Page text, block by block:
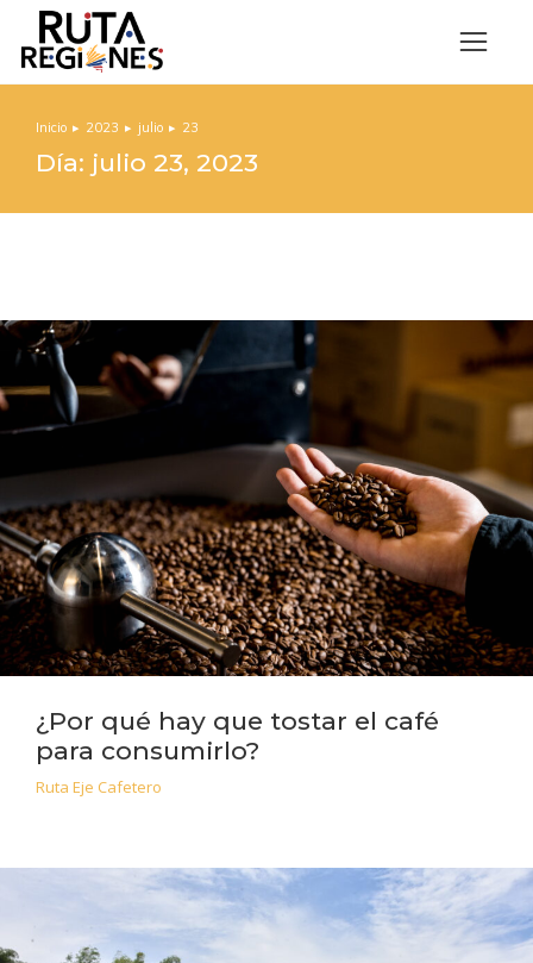
Estás aquí:
Inicio 2023 julio 23
Día: julio 23, 2023
¿Por qué hay que tostar el café
para consumirlo?
Ruta Eje Cafetero